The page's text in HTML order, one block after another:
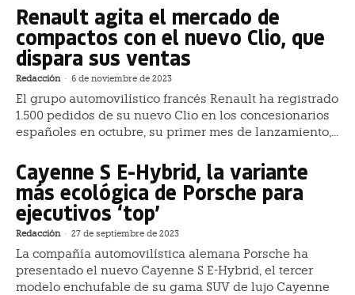
Renault agita el mercado de
compactos con el nuevo Clio, que
dispara sus ventas
Redacción - 6 de noviembre de 2023
El grupo automovilístico francés Renault ha registrado
1.500 pedidos de su nuevo Clio en los concesionarios
españoles en octubre, su primer mes de lanzamiento,...
Cayenne S E-Hybrid, la variante
más ecológica de Porsche para
ejecutivos ‘top’
Redacción - 27 de septiembre de 2023
La compañía automovilística alemana Porsche ha
presentado el nuevo Cayenne S E-Hybrid, el tercer
modelo enchufable de su gama SUV de lujo Cayenne